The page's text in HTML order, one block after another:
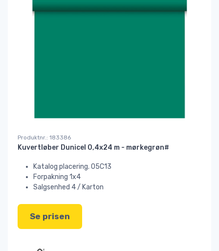
Produktnr.: 183386
Kuvertløber Dunicel 0,4x24 m - mørkegrøn#
Katalog placering. 05C13
Forpakning 1x4
Salgsenhed 4 / Karton
Se prisen